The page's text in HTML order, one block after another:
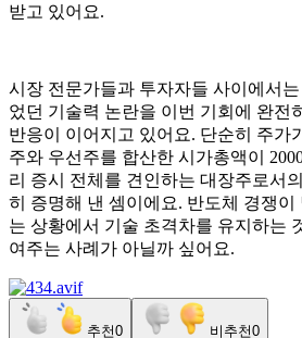
받고 있어요.
시장 전문가들과 투자자들 사이에서
었던 기술력 논란을 이번 기회에 완전
반응이 이어지고 있어요. 단순히 주가
주와 우선주를 합산한 시가총액이
리 증시 전체를 견인하는 대장주로서
히 증명해 낸 셈이에요. 반도체 경쟁이
는 상황에서 기술 초격차를 유지하는
여주는 사례가 아닐까 싶어요.
추천0 비추천0